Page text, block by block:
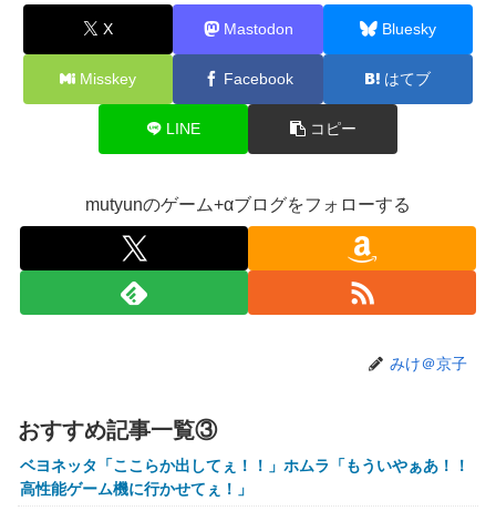
【画像】20年前のAV、キチガイすぎるwwwwww
管理会社から厳重注意されてお気持ち表明ｗｗｗ
【悲報】粗品、永久追放ｗｗｗｗｗｗｗｗｗｗｗｗｗｗｗ
【画像】キングダムの河了貂、「あったけぇ壁」に引き続き
更に味方をぶっ殺す作戦を実行する
【艦これ】でもイベントのたびに思うんだ 空母機動部隊っ
てクソだわ！
【にじさんじ】五木、長尾に表計算ソフトの便利さを理解ら
せる『エクセルに感動してるおじさん見てなんか感動する』
【にじ甲2026】ところで野球って魔法使うのOKなんやっ
け？
X Mastodon Bluesky
Misskey Facebook はてブ
LINE コピー
mutyunのゲーム+αブログをフォローする
みけ＠京子
おすすめ記事一覧③
ベヨネッタ「ここらか出してぇ！！」ホムラ「もういやぁあ！！
高性能ゲーム機に行かせてぇ！」